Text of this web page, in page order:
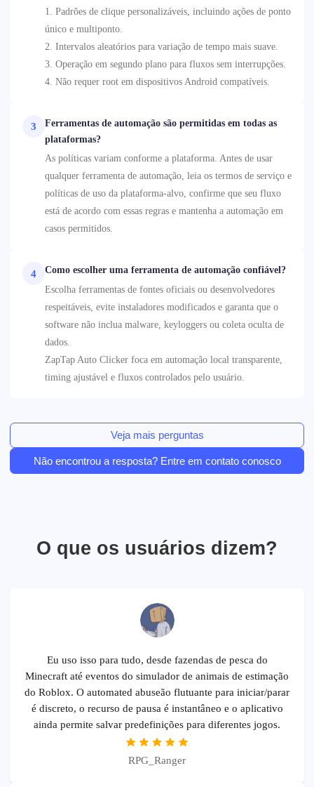
1. Padrões de clique personalizáveis, incluindo ações de ponto
único e multiponto.
2. Intervalos aleatórios para variação de tempo mais suave.
3. Operação em segundo plano para fluxos sem interrupções.
4. Não requer root em dispositivos Android compatíveis.
3
Ferramentas de automação são permitidas em todas as
plataformas?
As políticas variam conforme a plataforma. Antes de usar
qualquer ferramenta de automação, leia os termos de serviço e
políticas de uso da plataforma-alvo, confirme que seu fluxo
está de acordo com essas regras e mantenha a automação em
casos permitidos.
4
Como escolher uma ferramenta de automação confiável?
Escolha ferramentas de fontes oficiais ou desenvolvedores
respeitáveis, evite instaladores modificados e garanta que o
software não inclua malware, keyloggers ou coleta oculta de
dados.
ZapTap Auto Clicker foca em automação local transparente,
timing ajustável e fluxos controlados pelo usuário.
Veja mais perguntas
Não encontrou a resposta? Entre em contato conosco
O que os usuários dizem?
Eu uso isso para tudo, desde fazendas de pesca do
Minecraft até eventos do simulador de animais de estimação
do Roblox. O automated abuseão flutuante para iniciar/parar
é discreto, o recurso de pausa é instantâneo e o aplicativo
ainda permite salvar predefinições para diferentes jogos.
RPG_Ranger